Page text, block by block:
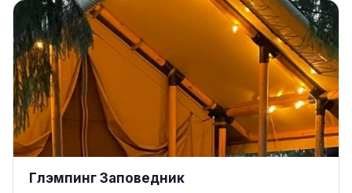
Глэмпинг Заповедник